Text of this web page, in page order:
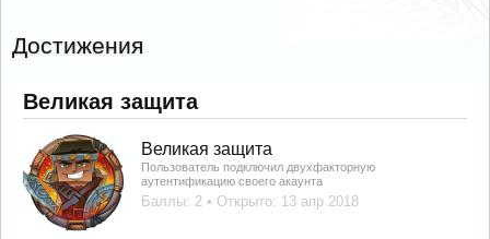
Достижения
Великая защита
Великая защита
Пользователь подключил двухфакторную
аутентификацию своего акаунта
Баллы: 2 Открыто: 13 апр 2018